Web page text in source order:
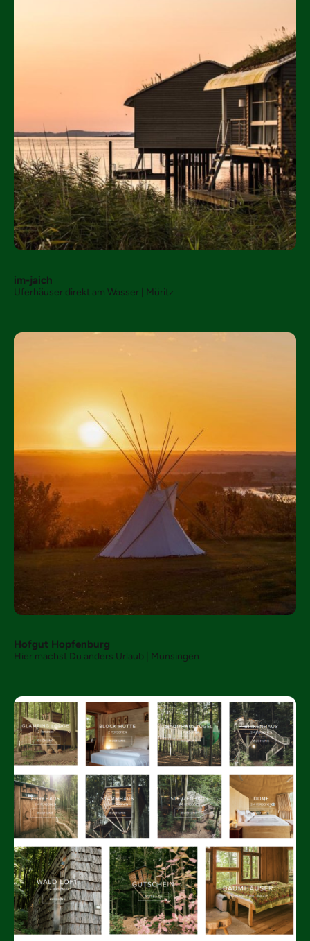
im-jaich
Uferhäuser direkt am Wasser | Müritz
Hofgut Hopfenburg
Hier machst Du anders Urlaub | Münsingen